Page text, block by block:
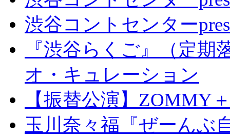
渋谷コントセンター
『渋谷らくご』（定
オ・キュレーション
【振替公演】ZOMMY
玉川奈々福『ぜーんぶ